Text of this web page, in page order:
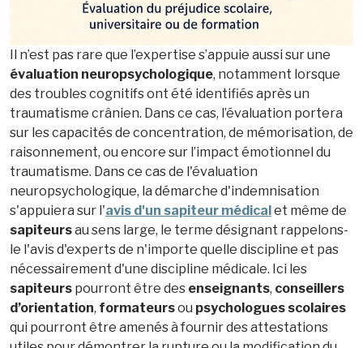
Il n’est pas rare que l’expertise s’appuie aussi sur une
évaluation neuropsychologique, notamment lorsque
des troubles cognitifs ont été identifiés après un
traumatisme crânien. Dans ce cas, l’évaluation portera
sur les capacités de concentration, de mémorisation, de
raisonnement, ou encore sur l’impact émotionnel du
traumatisme. Dans ce cas de l'évaluation
neuropsychologique, la démarche d'indemnisation
s'appuiera sur l'avis d'un sapiteur médicalet même de
sapiteursau sens large, le terme désignant rappelons-
le l'avis d'experts de n'importe quelle discipline et pas
nécessairement d'une discipline médicale. Ici les
sapiteurs pourront être des enseignants, conseillers
d’orientation, formateursou psychologues scolaires
qui pourront être amenés à fournir des attestations